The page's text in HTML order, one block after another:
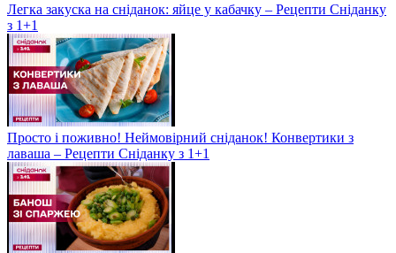
Легка закуска на сніданок: яйце у кабачку – Рецепти Сніданку
з 1+1
Просто і поживно! Неймовірний сніданок! Конвертики з
лаваша – Рецепти Сніданку з 1+1